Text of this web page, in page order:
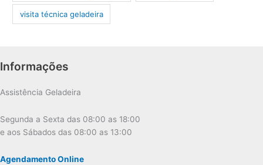
visita técnica geladeira
Informações
Assistência Geladeira
Segunda a Sexta das 08:00 as 18:00
e aos Sábados das 08:00 as 13:00
Agendamento Online